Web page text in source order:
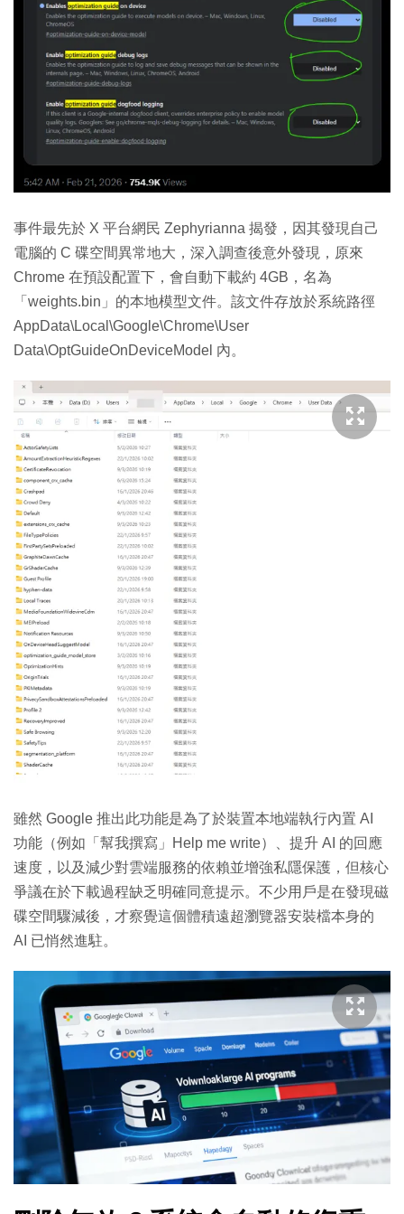
事件最先於 X 平台網民 Zephyrianna 揭發，因其發現自己
電腦的 C 碟空間異常地大，深入調查後意外發現，原來
Chrome 在預設配置下，會自動下載約 4GB，名為
「weights.bin」的本地模型文件。該文件存放於系統路徑
AppData\Local\Google\Chrome\User
Data\OptGuideOnDeviceModel 內。
雖然 Google 推出此功能是為了於裝置本地端執行內置 AI
功能（例如「幫我撰寫」Help me write）、提升 AI 的回應
速度，以及減少對雲端服務的依賴並增強私隱保護，但核心
爭議在於下載過程缺乏明確同意提示。不少用戶是在發現磁
碟空間驟減後，才察覺這個體積遠超瀏覽器安裝檔本身的
AI 已悄然進駐。